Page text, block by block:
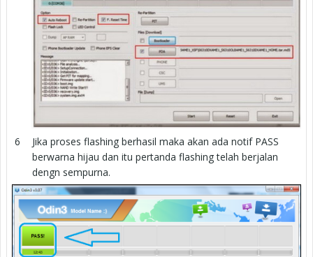
Jika proses flashing berhasil maka akan ada notif PASS
berwarna hijau dan itu pertanda flashing telah berjalan
dengn sempurna.